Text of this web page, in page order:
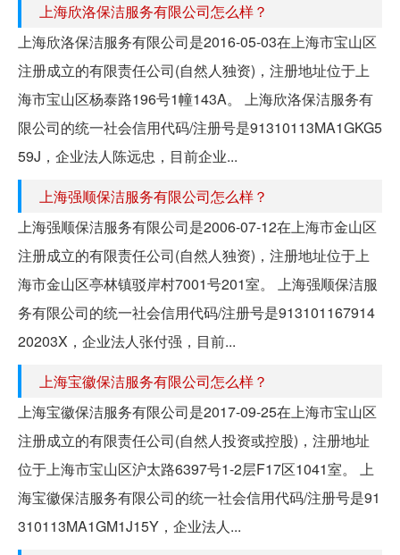
上海欣洛保洁服务有限公司怎么样？
上海欣洛保洁服务有限公司是2016-05-03在上海市宝山区
注册成立的有限责任公司(自然人独资)，注册地址位于上
海市宝山区杨泰路196号1幢143A。 上海欣洛保洁服务有
限公司的统一社会信用代码/注册号是91310113MA1GKG5
59J，企业法人陈远忠，目前企业...
上海强顺保洁服务有限公司怎么样？
上海强顺保洁服务有限公司是2006-07-12在上海市金山区
注册成立的有限责任公司(自然人独资)，注册地址位于上
海市金山区亭林镇驳岸村7001号201室。 上海强顺保洁服
务有限公司的统一社会信用代码/注册号是913101167914
20203X，企业法人张付强，目前...
上海宝徽保洁服务有限公司怎么样？
上海宝徽保洁服务有限公司是2017-09-25在上海市宝山区
注册成立的有限责任公司(自然人投资或控股)，注册地址
位于上海市宝山区沪太路6397号1-2层F17区1041室。 上
海宝徽保洁服务有限公司的统一社会信用代码/注册号是91
310113MA1GM1J15Y，企业法人...